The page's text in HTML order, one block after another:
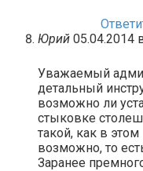
Юрий 05.04.2014
Уважаемый
детальный
возможно ли
стыковке
такой, как в
возможно, то
Заранее